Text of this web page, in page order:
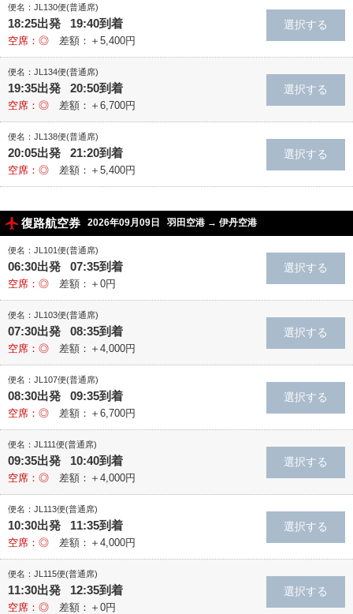
便名：JL130便(普通席)
18:25出発 19:40到着
空席：◎ 差額：＋5,400円
便名：JL134便(普通席)
19:35出発 20:50到着
空席：◎ 差額：＋6,700円
便名：JL138便(普通席)
20:05出発 21:20到着
空席：◎ 差額：＋5,400円
復路航空券 2026年09月09日 羽田空港 → 伊丹空港
便名：JL101便(普通席)
06:30出発 07:35到着
空席：◎ 差額：＋0円
便名：JL103便(普通席)
07:30出発 08:35到着
空席：◎ 差額：＋4,000円
便名：JL107便(普通席)
08:30出発 09:35到着
空席：◎ 差額：＋6,700円
便名：JL111便(普通席)
09:35出発 10:40到着
空席：◎ 差額：＋4,000円
便名：JL113便(普通席)
10:30出発 11:35到着
空席：◎ 差額：＋4,000円
便名：JL115便(普通席)
11:30出発 12:35到着
空席：◎ 差額：＋0円